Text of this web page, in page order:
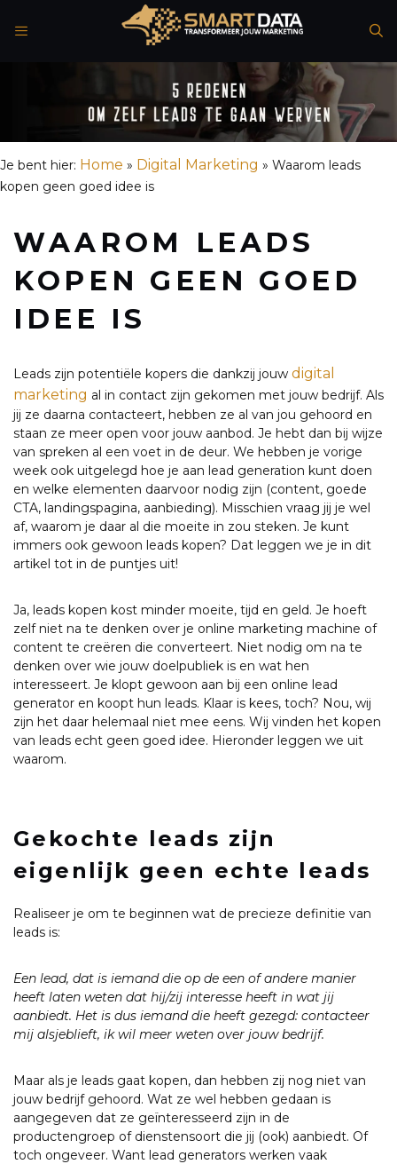
naar
Je bent hier: Home » Digital Marketing » Waarom leads
kopen geen goed idee is
WAAROM LEADS
KOPEN GEEN GOED
IDEE IS
Leads zijn potentiële kopers die dankzij jouw digital
marketing al in contact zijn gekomen met jouw bedrijf. Als
jij ze daarna contacteert, hebben ze al van jou gehoord en
staan ze meer open voor jouw aanbod. Je hebt dan bij wijze
van spreken al een voet in de deur. We hebben je vorige
week ook uitgelegd hoe je aan lead generation kunt doen
en welke elementen daarvoor nodig zijn (content, goede
CTA, landingspagina, aanbieding). Misschien vraag jij je wel
af, waarom je daar al die moeite in zou steken. Je kunt
immers ook gewoon leads kopen? Dat leggen we je in dit
artikel tot in de puntjes uit!
Ja, leads kopen kost minder moeite, tijd en geld. Je hoeft
zelf niet na te denken over je online marketing machine of
content te creëren die converteert. Niet nodig om na te
denken over wie jouw doelpubliek is en wat hen
interesseert. Je klopt gewoon aan bij een online lead
generator en koopt hun leads. Klaar is kees, toch? Nou, wij
zijn het daar helemaal niet mee eens. Wij vinden het kopen
van leads echt geen goed idee. Hieronder leggen we uit
waarom.
Gekochte leads zijn
eigenlijk geen echte leads
Realiseer je om te beginnen wat de precieze definitie van
leads is:
Een lead, dat is iemand die op de een of andere manier
heeft laten weten dat hij/zij interesse heeft in wat jij
aanbiedt. Het is dus iemand die heeft gezegd: contacteer
mij alsjeblieft, ik wil meer weten over jouw bedrijf.
Maar als je leads gaat kopen, dan hebben zij nog niet van
jouw bedrijf gehoord. Wat ze wel hebben gedaan is
aangegeven dat ze geïnteresseerd zijn in de
productengroep of dienstensoort die jij (ook) aanbiedt. Of
toch ongeveer. Want lead generators werken vaak